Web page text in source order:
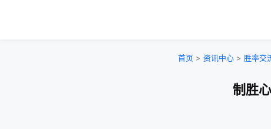
首页 > 资讯中心 > 胜率交
制胜